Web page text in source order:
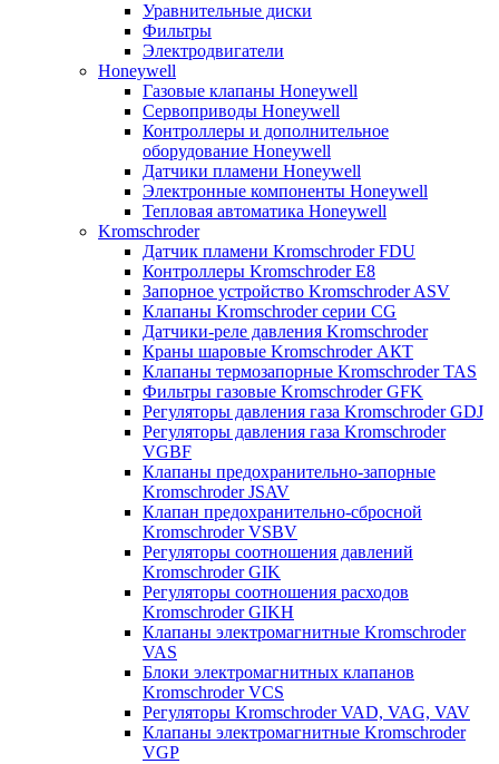
Уравнительные диски
Фильтры
Электродвигатели
Honeywell
Газовые клапаны Honeywell
Сервоприводы Honeywell
Контроллеры и дополнительное
оборудование Honeywell
Датчики пламени Honeywell
Электронные компоненты Honeywell
Тепловая автоматика Honeywell
Kromschroder
Датчик пламени Kromschroder FDU
Контроллеры Kromschroder E8
Запорное устройство Kromschroder ASV
Клапаны Kromschroder серии CG
Датчики-реле давления Kromschroder
Краны шаровые Kromschroder АКТ
Клапаны термозапорные Kromschroder TAS
Фильтры газовые Kromschroder GFK
Регуляторы давления газа Kromschroder GDJ
Регуляторы давления газа Kromschroder
VGBF
Клапаны предохранительно-запорные
Kromschroder JSAV
Клапан предохранительно-сбросной
Kromschroder VSBV
Регуляторы соотношения давлений
Kromschroder GIK
Регуляторы соотношения расходов
Kromschroder GIKH
Клапаны электромагнитные Kromschroder
VAS
Блоки электромагнитных клапанов
Kromschroder VCS
Регуляторы Kromschroder VAD, VAG, VAV
Клапаны электромагнитные Kromschroder
VGP